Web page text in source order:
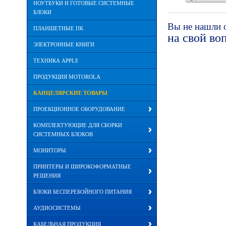
НОУТБУКИ И ГОТОВЫЕ СИСТЕМНЫЕ
БЛОКИ
ПЛАНШЕТНЫЕ ПК
ЭЛЕКТРОННЫЕ КНИГИ
ТЕХНИКА APPLE
ПРОДУКЦИЯ MOTOROLA
КАНЦЕЛЯРСКИЕ ТОВАРЫ
ПРОЕКЦИОННОЕ ОБОРУДОВАНИЕ
КОМПЛЕКТУЮЩИЕ ДЛЯ СБОРКИ
СИСТЕМНЫХ БЛОКОВ
МОНИТОРЫ
ПРИНТЕРЫ И ШИРОКОФОРМАТНЫЕ
РЕШЕНИЯ
БЛОКИ БЕСПЕРЕБОЙНОГО ПИТАНИЯ
АУДИОСИСТЕМЫ
КАБЕЛЬНАЯ ПРОДУКЦИЯ
Вы не нашли
на свой